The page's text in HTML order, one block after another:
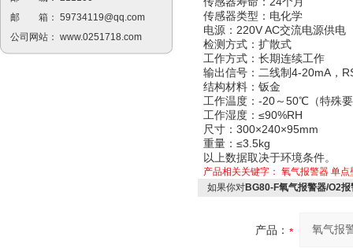
邮 箱： 59734119@qq.com
公司网站： www.0251718.com
传感器类型：电化学
电源：220V AC交流电源供电
检测方式：扩散式
工作方式：长期连续工作
输出信号：二线制4-20mA，
结构材料：钣金
工作温度：-20～50℃（特殊
工作湿度：≤90%RH
尺寸：300×240×95mm
重量：≤3.5kg
以上数据取决于环境条件。
产品相关关键字： 氧气报警器 单点
如果你对BG80-F氧气报警器/O2报
产品：